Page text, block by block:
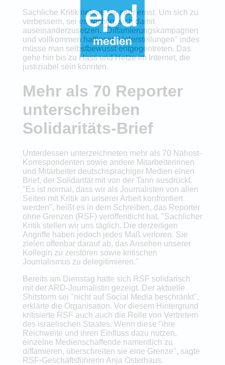
Sachliche Kritik nehme sie sehr ernst. Um sich zu
verbessern, sei es wichtig, sich damit
auseinanderzusetzen. "Diffamierungskampagnen
und vollkommen haltlosen Unterstellungen" indes
müsse man selbstbewusst entgegentreten. Das
gehe hin bis zu Hass und Hetze im Internet, die
justiziabel sein könnten.
Mehr als 70 Reporter
unterschreiben
Solidaritäts-Brief
Unterdessen unterzeichneten mehr als 70 Nahost-
Korrespondenten sowie andere Mitarbeiterinnen
und Mitarbeiter deutschsprachiger Medien einen
Brief, der Solidarität mit von der Tann ausdrückt.
"Es ist normal, dass wir als Journalisten von allen
Seiten mit Kritik an unserer Arbeit konfrontiert
werden", heißt es in dem Schreiben, das Reporter
ohne Grenzen (RSF) veröffentlicht hat. "Sachlicher
Kritik stellen wir uns täglich. Die derzeitigen
Angriffe haben jedoch jedes Maß verloren. Sie
zielen offenbar darauf ab, das Ansehen unserer
Kollegin zu zerstören sowie kritischen
Journalismus zu delegitimieren."
Bereits am Dienstag hatte sich RSF solidarisch
mit der ARD-Journalistin gezeigt. Der aktuelle
Shitstorm sei "nicht auf Social Media beschränkt",
erklärte die Organisation. Vor diesem Hintergrund
kritisierte RSF auch auch die Rolle von Vertretern
des israelischen Staates. Wenn diese "ihre
Reichweite und ihren Einfluss dazu nutzen,
einzelne Medienschaffende namentlich zu
diffamieren, überschreiten sie eine Grenze", sagte
RSF-Geschäftsführerin Anja Osterhaus.